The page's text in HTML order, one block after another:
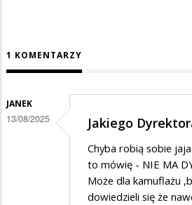
1 KOMENTARZY
JANEK
13/08/2025 Jakiego
Chyba robią sobie
to mówię - NIE MA
Może dla kamuflażu
dowiedzieli się że